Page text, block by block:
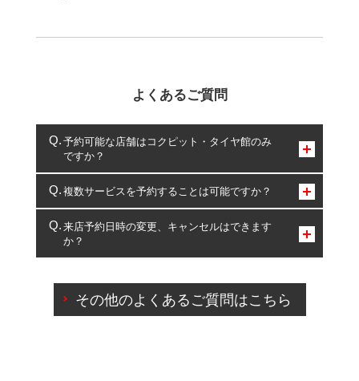
よくあるご質問
予約可能な店舗はコクピット・タイヤ館のみ
ですか？
コクピット・タイヤ館のみとなります。
複数サービスを予約することは可能ですか？
複数サービスのご予約は可能です。
一部の商品・サービスの組み合わせに限り、同時にご予約が
出来ないものもございます。
来店予約日時の変更、キャンセルはできます
か？
ご来店予約日の3営業日前を過ぎている場合のご予約
の日時変更につきましては、直接ご予約の店舗まで
その他のよくあるご質問はこちら